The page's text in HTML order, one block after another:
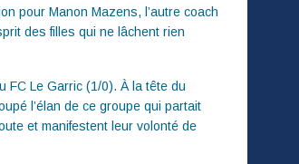
pour Manon Mazens, l’autre coach
des filles qui ne lâchent rien
FC Le Garric (1/0). À la tête du
l’élan de ce groupe qui partait
et manifestent leur volonté de